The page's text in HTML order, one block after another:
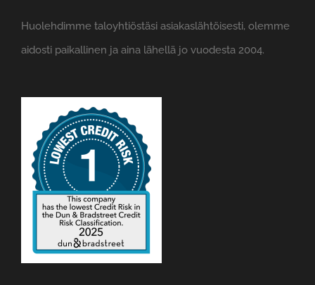
Huolehdimme taloyhtiöstäsi asiakaslähtöisesti, olemme
aidosti paikallinen ja aina lähellä jo vuodesta 2004.